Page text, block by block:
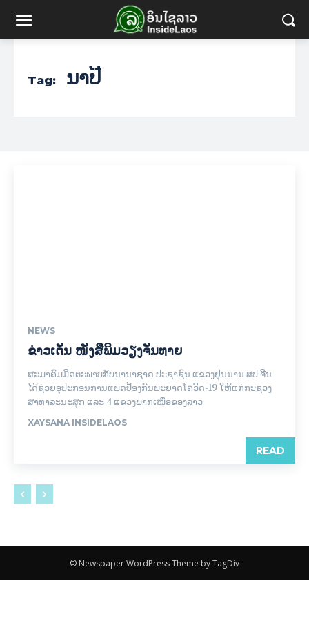
Tag: ນາປີ
NEWS
ຂ່າວເດັ່ນ ໜັງສືພິມວຽງຈັນທາຍ
ສະມາຄົມມິດຕະພາບກັບນານາຊາດ ປະຊາຊົນ ແຂວງຢຸນນານ ສປ ຈີນ
ໄດ້ຊ່ວຍອຸປະກອນການແພດປ້ອງກັນພະຍາດໂຄວິດ-19 ໃຫ້ແກ່ກະຊວງ
ສາທາລະນະສຸກ ແລະ 4 ແຂວງພາກເໜືອຂອງລາວ
XAYSANA INSIDELAOS
READ
© Newspaper WordPress Theme by TagDiv